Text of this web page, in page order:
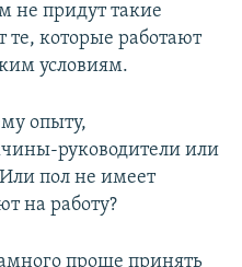
не придут такие
которые работают
условиям.
опыту,
руководители или
пол не имеет
на работу?
проще принять